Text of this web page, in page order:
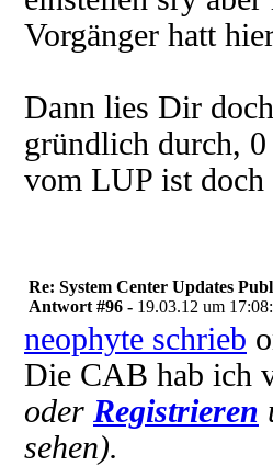
Vorgänger hatt
Dann lies Dir
gründlich durch,
vom LUP ist doch
Re: System Center Updates
Antwort #96 - 19.03.12 um
neophyte schrieb
Die CAB hab ich
oder Registrieren
sehen).